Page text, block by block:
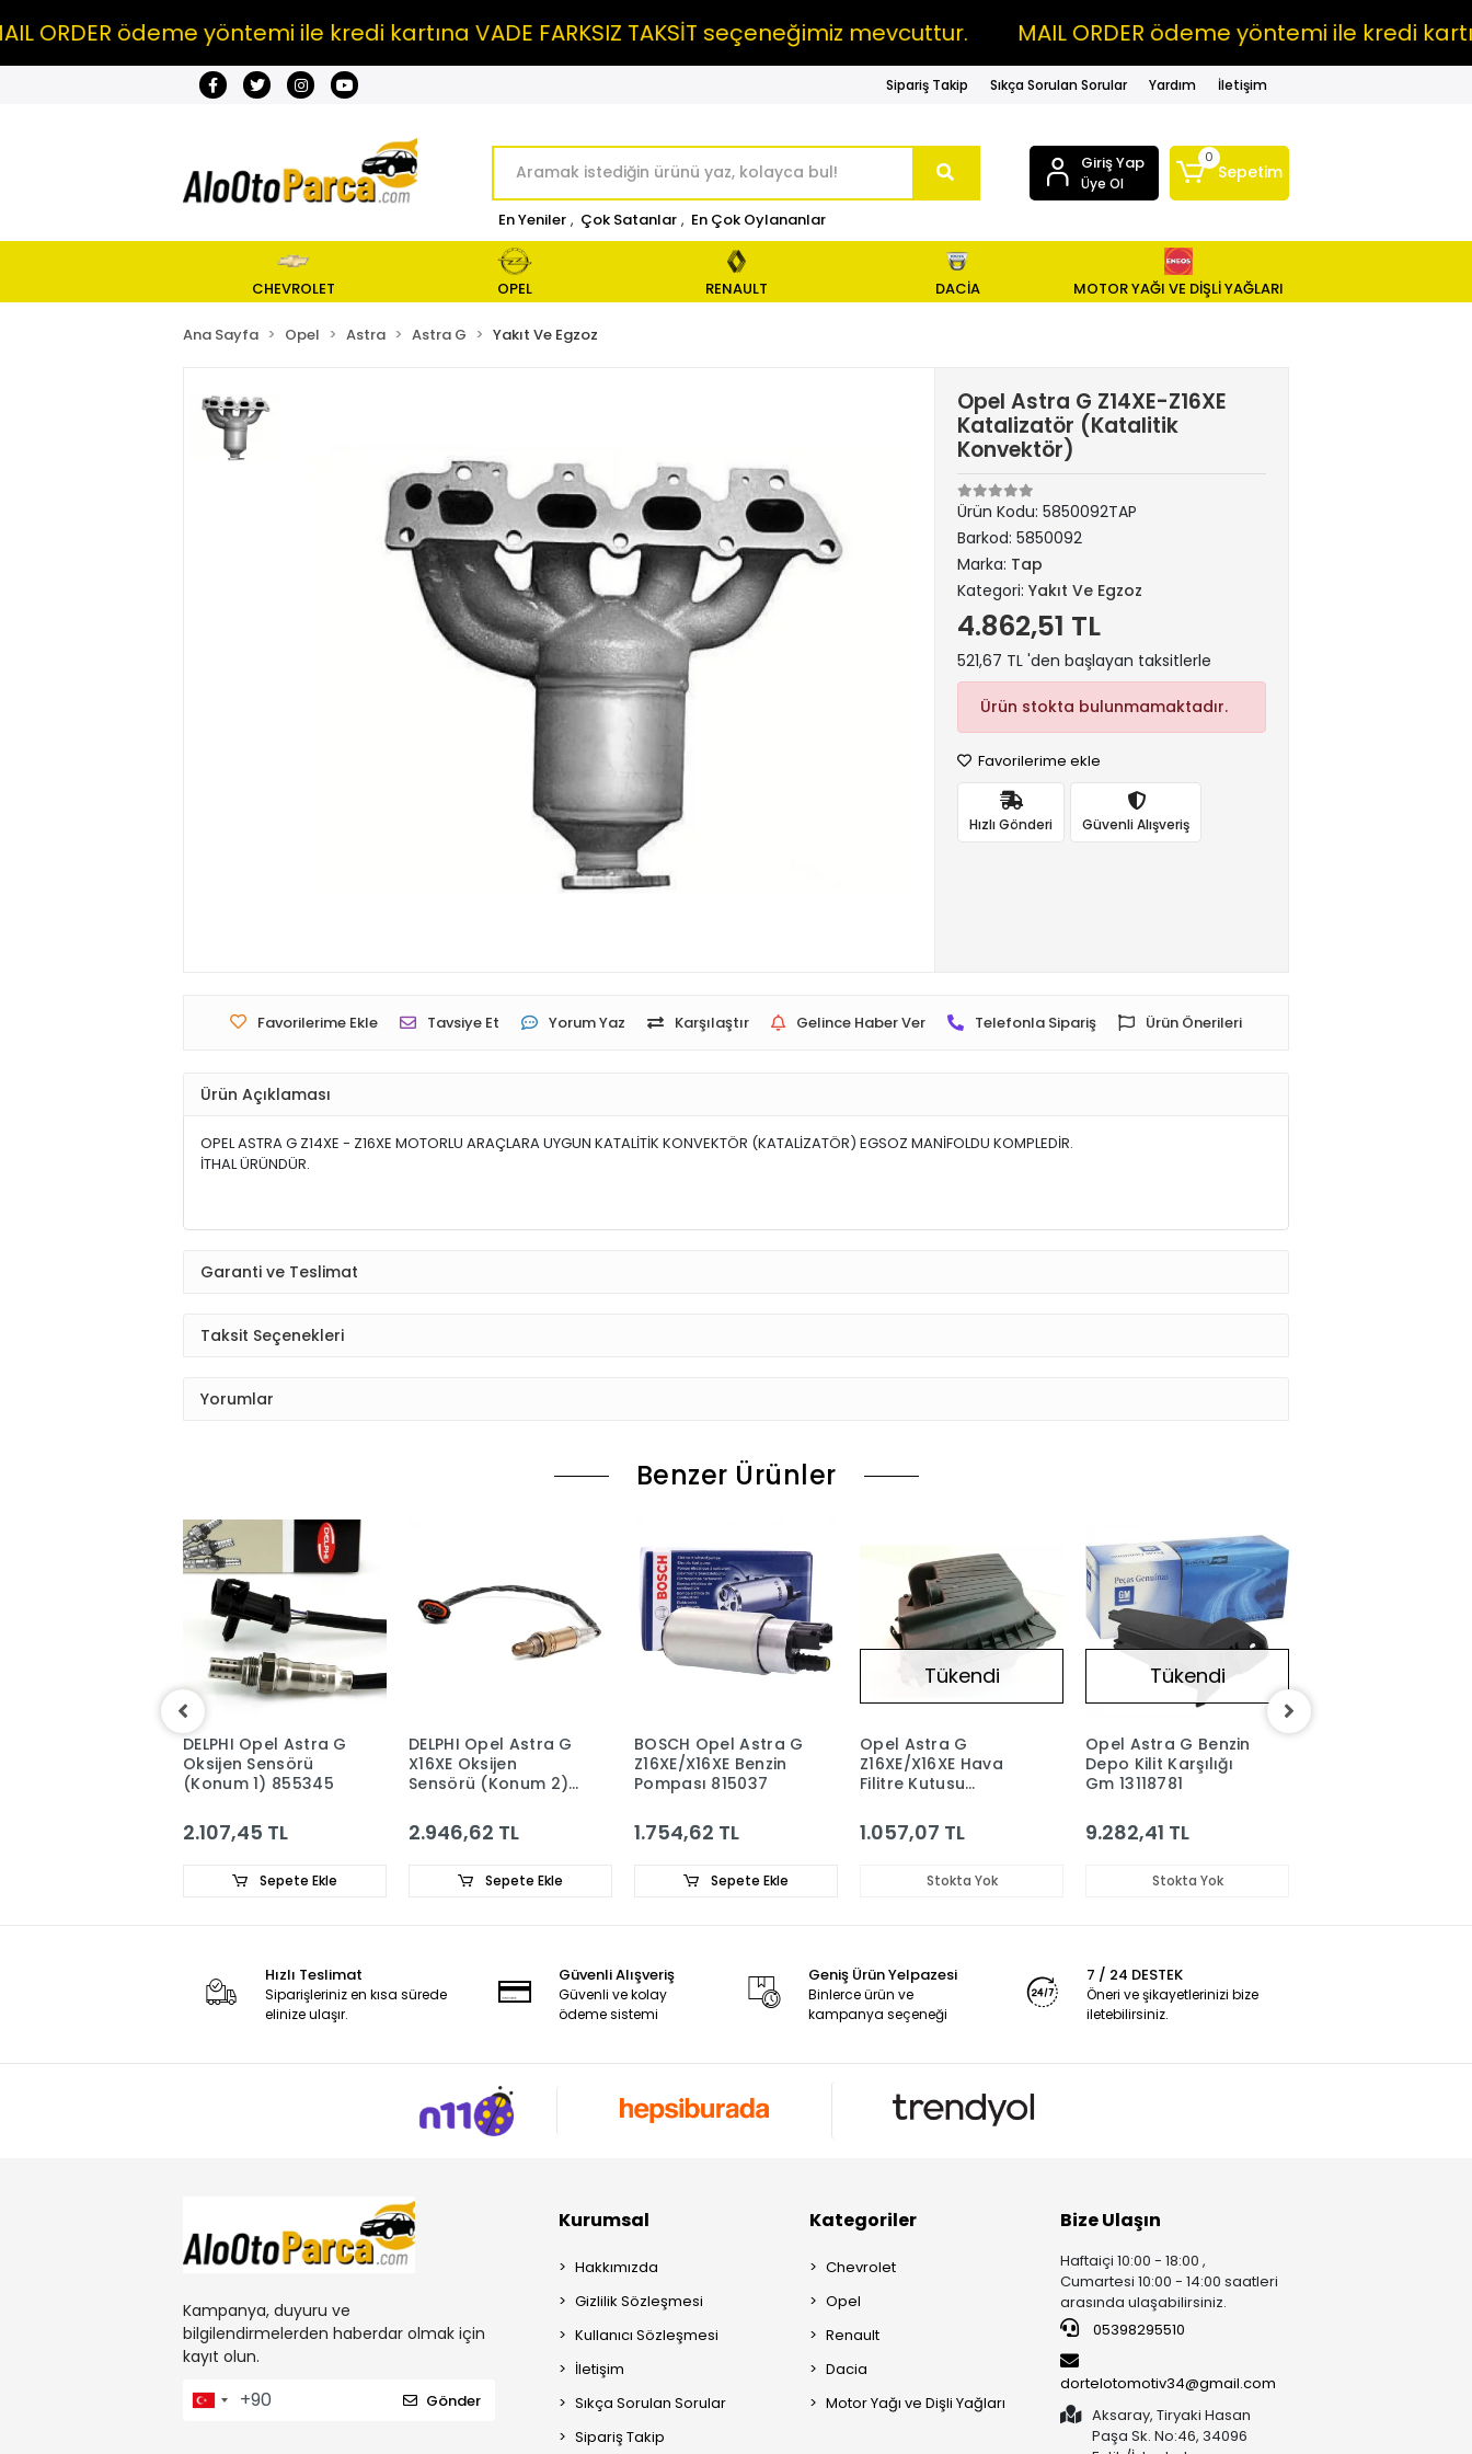
ödeme yöntemi ile kredi kartına VADE FARKSIZ TAKSİT seçeneğimiz mevcuttur. MAIL ORDER ödeme yöntemi ile kredi kartına
Sipariş Takip Sıkça Sorulan Sorular Yardım İletişim
En Yeniler , Çok Satanlar , En Çok Oylananlar
Giriş Yap
Üye Ol
0
Sepetim
CHEVROLET OPEL RENAULT DACİA MOTOR YAĞI VE DİŞLİ YAĞLARI
Ana Sayfa Opel Astra Astra G Yakıt Ve Egzoz
Opel Astra G Z14XE-Z16XE
Katalizatör (Katalitik
Konvektör)
Ürün Kodu:5850092TAP
Barkod:5850092
Marka: Tap
Kategori:Yakıt Ve Egzoz
4.862,51 TL
521,67 TL 'den başlayan taksitlerle
Ürün stokta bulunmamaktadır.
Favorilerime ekle
Hızlı Gönderi Güvenli Alışveriş
Favorilerime Ekle Tavsiye Et Yorum Yaz Karşılaştır Gelince Haber Ver Telefonla Sipariş Ürün Önerileri
Ürün Açıklaması
OPEL ASTRA G Z14XE - Z16XE MOTORLU ARAÇLARA UYGUN KATALİTİK KONVEKTÖR (KATALİZATÖR) EGSOZ MANİFOLDU KOMPLEDİR.
İTHAL ÜRÜNDÜR.
Garanti ve Teslimat
Taksit Seçenekleri
Yorumlar
Benzer Ürünler
DELPHI Opel Astra G
Oksijen Sensörü
(Konum 1) 855345
2.107,45 TL
Sepete Ekle
DELPHI Opel Astra G
X16XE Oksijen
Sensörü (Konum 2)
2.946,62 TL
Sepete Ekle
BOSCH Opel Astra G
Z16XE/X16XE Benzin
Pompası 815037
1.754,62 TL
Sepete Ekle
Tükendi
Opel Astra G
Z16XE/X16XE Hava
Filitre Kutusu
Marka 5834006
1.057,07 TL
Stokta Yok
Tükendi
Opel Astra G Benzin
Depo Kilit Karşılığı
Gm 13118781
9.282,41 TL
Stokta Yok
Hızlı Teslimat
Siparişleriniz en kısa sürede
elinize ulaşır.
Güvenli Alışveriş
Güvenli ve kolay
ödeme sistemi
Geniş Ürün Yelpazesi
Binlerce ürün ve
kampanya seçeneği
7 / 24 DESTEK
Öneri ve şikayetlerinizi bize
iletebilirsiniz.
Kampanya, duyuru ve
bilgilendirmelerden haberdar olmak için
kayıt olun.
Gönder
Kurumsal
Hakkımızda
Gizlilik Sözleşmesi
Kullanıcı Sözleşmesi
İletişim
Sıkça Sorulan Sorular
Sipariş Takip
Kategoriler
Chevrolet
Opel
Renault
Dacia
Motor Yağı ve Dişli Yağları
Bize Ulaşın
Haftaiçi 10:00 - 18:00 ,
Cumartesi 10:00 - 14:00 saatleri
arasında ulaşabilirsiniz.
05398295510
dortelotomotiv34@gmail.com
Aksaray, Tiryaki Hasan
Paşa Sk. No:46, 34096